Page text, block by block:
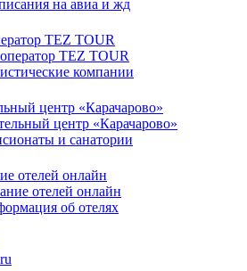
на авиа и жд
TEZ TOUR
компании
центр «Карачарово»
и санатории
отелей онлайн
об отелях